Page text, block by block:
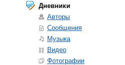
Дневники
Авторы
Сообщения
Музыка
Видео
Фотографии